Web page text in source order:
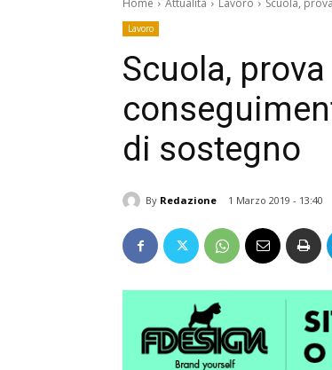
Home Attualità Lavoro Scuola,
Lavoro
Scuola,
di sostegno
By Redazione 1 Marzo 2019 - 13:40